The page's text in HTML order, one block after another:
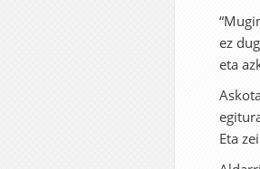
ez
eta
Eta